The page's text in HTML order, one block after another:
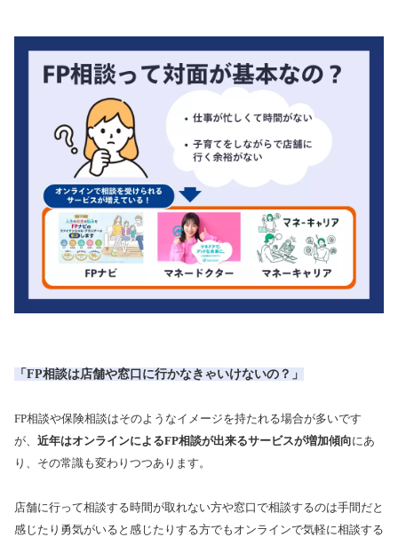
「FP相談は店舗や窓口に行かなきゃいけないの？」
FP相談や保険相談はそのようなイメージを持たれる場合が多いです
が、 近年はオンラインによるFP相談が出来るサービスが増加傾向にあ
り、その常識も変わりつつあります。
店舗に行って相談する時間が取れない方や窓口で相談するのは手間だと
感じたり勇気がいると感じたりする方でもオンラインで気軽に相談する